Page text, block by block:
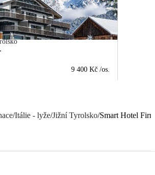
9 400 Kč /os.
/Itálie - lyže/Jižní Tyrolsko/Smart Hotel Firn